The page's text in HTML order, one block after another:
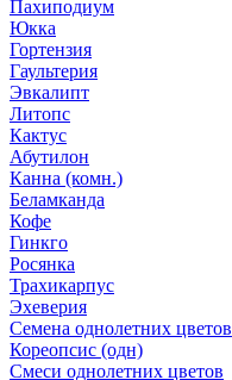
Пахиподиум
Юкка
Гортензия
Гаультерия
Эвкалипт
Литопс
Кактус
Абутилон
Канна (комн.)
Беламканда
Кофе
Гинкго
Росянка
Трахикарпус
Эхеверия
Семена однолетних цветов
Кореопсис (одн)
Смеси однолетних цветов